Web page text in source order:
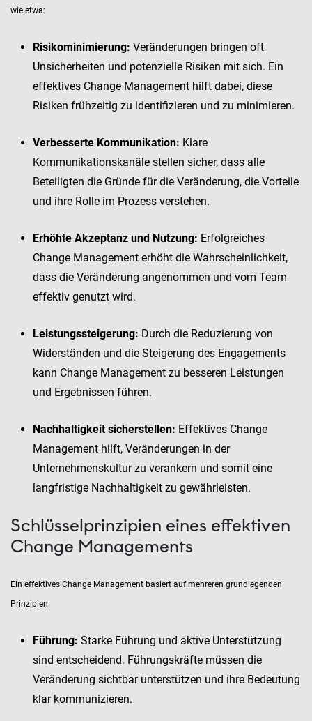
wie etwa:
Risikominimierung: Veränderungen bringen oft
Unsicherheiten und potenzielle Risiken mit sich. Ein
effektives Change Management hilft dabei, diese
Risiken frühzeitig zu identifizieren und zu minimieren.
Verbesserte Kommunikation: Klare
Kommunikationskanäle stellen sicher, dass alle
Beteiligten die Gründe für die Veränderung, die Vorteile
und ihre Rolle im Prozess verstehen.
Erhöhte Akzeptanz und Nutzung: Erfolgreiches
Change Management erhöht die Wahrscheinlichkeit,
dass die Veränderung angenommen und vom Team
effektiv genutzt wird.
Leistungssteigerung: Durch die Reduzierung von
Widerständen und die Steigerung des Engagements
kann Change Management zu besseren Leistungen
und Ergebnissen führen.
Nachhaltigkeit sicherstellen: Effektives Change
Management hilft, Veränderungen in der
Unternehmenskultur zu verankern und somit eine
langfristige Nachhaltigkeit zu gewährleisten.
Schlüsselprinzipien eines effektiven
Change Managements
Ein effektives Change Management basiert auf mehreren grundlegenden
Prinzipien:
Führung: Starke Führung und aktive Unterstützung
sind entscheidend. Führungskräfte müssen die
Veränderung sichtbar unterstützen und ihre Bedeutung
klar kommunizieren.